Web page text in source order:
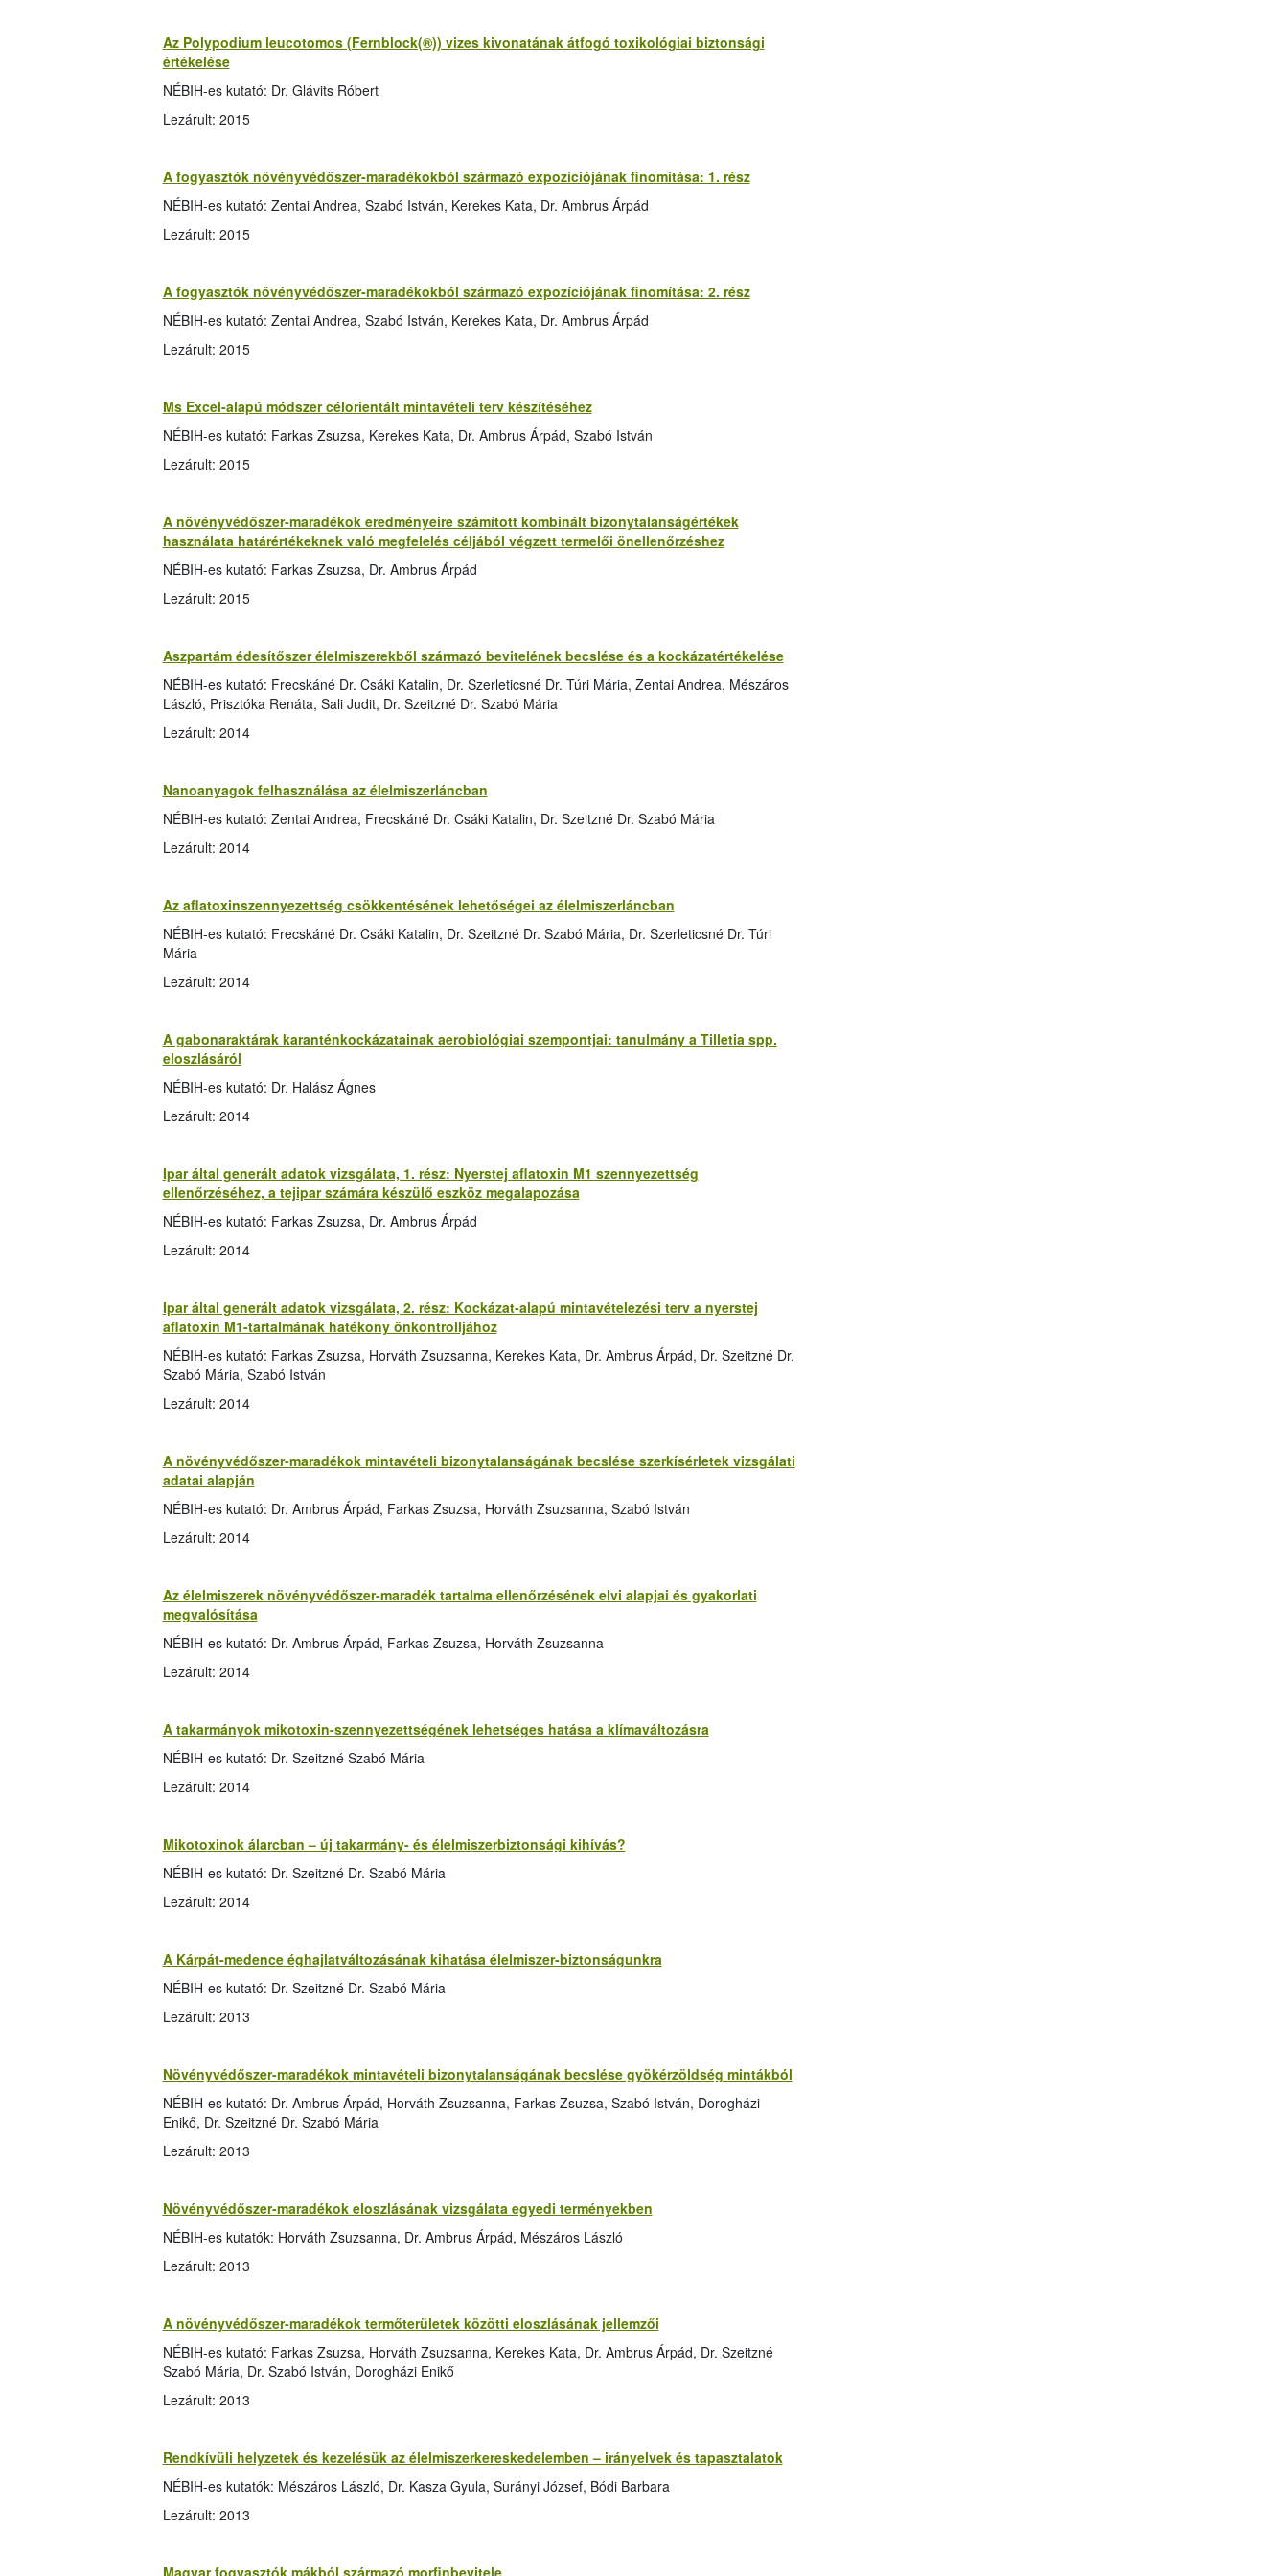
Az Polypodium leucotomos (Fernblock(®)) vizes kivonatának átfogó toxikológiai biztonsági
értékelése
NÉBIH-es kutató: Dr. Glávits Róbert
Lezárult: 2015
A fogyasztók növényvédőszer-maradékokból származó expozíciójának finomítása: 1. rész
NÉBIH-es kutató: Zentai Andrea, Szabó István, Kerekes Kata, Dr. Ambrus Árpád
Lezárult: 2015
A fogyasztók növényvédőszer-maradékokból származó expozíciójának finomítása: 2. rész
NÉBIH-es kutató: Zentai Andrea, Szabó István, Kerekes Kata, Dr. Ambrus Árpád
Lezárult: 2015
Ms Excel-alapú módszer célorientált mintavételi terv készítéséhez
NÉBIH-es kutató: Farkas Zsuzsa, Kerekes Kata, Dr. Ambrus Árpád, Szabó István
Lezárult: 2015
A növényvédőszer-maradékok eredményeire számított kombinált bizonytalanságértékek
használata határértékeknek való megfelelés céljából végzett termelői önellenőrzéshez
NÉBIH-es kutató: Farkas Zsuzsa, Dr. Ambrus Árpád
Lezárult: 2015
Aszpartám édesítőszer élelmiszerekből származó bevitelének becslése és a kockázatértékelése
NÉBIH-es kutató: Frecskáné Dr. Csáki Katalin, Dr. Szerleticsné Dr. Túri Mária, Zentai Andrea, Mészáros
László, Prisztóka Renáta, Sali Judit, Dr. Szeitzné Dr. Szabó Mária
Lezárult: 2014
Nanoanyagok felhasználása az élelmiszerláncban
NÉBIH-es kutató: Zentai Andrea, Frecskáné Dr. Csáki Katalin, Dr. Szeitzné Dr. Szabó Mária
Lezárult: 2014
Az aflatoxinszennyezettség csökkentésének lehetőségei az élelmiszerláncban
NÉBIH-es kutató: Frecskáné Dr. Csáki Katalin, Dr. Szeitzné Dr. Szabó Mária, Dr. Szerleticsné Dr. Túri
Mária
Lezárult: 2014
A gabonaraktárak karanténkockázatainak aerobiológiai szempontjai: tanulmány a Tilletia spp.
eloszlásáról
NÉBIH-es kutató: Dr. Halász Ágnes
Lezárult: 2014
Ipar által generált adatok vizsgálata, 1. rész: Nyerstej aflatoxin M1 szennyezettség
ellenőrzéséhez, a tejipar számára készülő eszköz megalapozása
NÉBIH-es kutató: Farkas Zsuzsa, Dr. Ambrus Árpád
Lezárult: 2014
Ipar által generált adatok vizsgálata, 2. rész: Kockázat-alapú mintavételezési terv a nyerstej
aflatoxin M1-tartalmának hatékony önkontrolljához
NÉBIH-es kutató: Farkas Zsuzsa, Horváth Zsuzsanna, Kerekes Kata, Dr. Ambrus Árpád, Dr. Szeitzné Dr.
Szabó Mária, Szabó István
Lezárult: 2014
A növényvédőszer-maradékok mintavételi bizonytalanságának becslése szerkísérletek vizsgálati
adatai alapján
NÉBIH-es kutató: Dr. Ambrus Árpád, Farkas Zsuzsa, Horváth Zsuzsanna, Szabó István
Lezárult: 2014
Az élelmiszerek növényvédőszer-maradék tartalma ellenőrzésének elvi alapjai és gyakorlati
megvalósítása
NÉBIH-es kutató: Dr. Ambrus Árpád, Farkas Zsuzsa, Horváth Zsuzsanna
Lezárult: 2014
A takarmányok mikotoxin-szennyezettségének lehetséges hatása a klímaváltozásra
NÉBIH-es kutató: Dr. Szeitzné Szabó Mária
Lezárult: 2014
Mikotoxinok álarcban – új takarmány- és élelmiszerbiztonsági kihívás?
NÉBIH-es kutató: Dr. Szeitzné Dr. Szabó Mária
Lezárult: 2014
A Kárpát-medence éghajlatváltozásának kihatása élelmiszer-biztonságunkra
NÉBIH-es kutató: Dr. Szeitzné Dr. Szabó Mária
Lezárult: 2013
Növényvédőszer-maradékok mintavételi bizonytalanságának becslése gyökérzöldség mintákból
NÉBIH-es kutató: Dr. Ambrus Árpád, Horváth Zsuzsanna, Farkas Zsuzsa, Szabó István, Dorogházi
Enikő, Dr. Szeitzné Dr. Szabó Mária
Lezárult: 2013
Növényvédőszer-maradékok eloszlásának vizsgálata egyedi terményekben
NÉBIH-es kutatók: Horváth Zsuzsanna, Dr. Ambrus Árpád, Mészáros László
Lezárult: 2013
A növényvédőszer-maradékok termőterületek közötti eloszlásának jellemzői
NÉBIH-es kutató: Farkas Zsuzsa, Horváth Zsuzsanna, Kerekes Kata, Dr. Ambrus Árpád, Dr. Szeitzné
Szabó Mária, Dr. Szabó István, Dorogházi Enikő
Lezárult: 2013
Rendkívüli helyzetek és kezelésük az élelmiszerkereskedelemben – irányelvek és tapasztalatok
NÉBIH-es kutatók: Mészáros László, Dr. Kasza Gyula, Surányi József, Bódi Barbara
Lezárult: 2013